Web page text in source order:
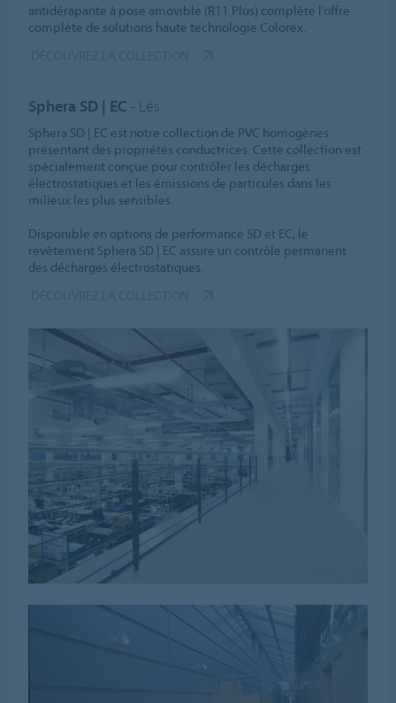
antidérapante à pose amovible (R11 Plus) complète l’offre
complète de solutions haute technologie Colorex.
Sphera SD | EC - Lés
Sphera SD | EC est notre collection de PVC homogènes
présentant des propriétés conductrices. Cette collection est
spécialement conçue pour contrôler les décharges
électrostatiques et les émissions de particules dans les
milieux les plus sensibles.
Disponible en options de performance SD et EC, le
revêtement Sphera SD | EC assure un contrôle permanent
des décharges électrostatiques.